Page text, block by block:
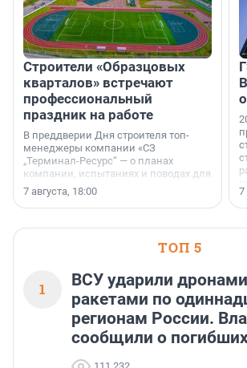
Строители «Образцовых
кварталов» встречают
профессиональный
праздник на работе
В преддверии Дня строителя топ-
менеджеры компании «СЗ
„Терминал-Ресурс“ — о планах
компании, испытаниях и поводах для
осторожного оптимизма.
7 августа, 18:00 7
ТОП 5
1
ВСУ ударили
ракетами по
регионам России.
сообщили о